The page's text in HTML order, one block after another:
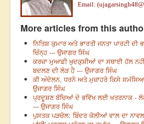
Email: (
More articles from this
ਨਿਤਿਸ਼ ਕੁਮਾਰ ਅਤੇ ਭਾਰਤੀ ਜਨਤਾ ਪਾਰਟੀ
ਚਿੰਨ੍ਹ --- ਉਜਾਗਰ ਸਿੰਘ
ਕਰਜ਼ਾ ਮੁਆਫ਼ੀ ਖ਼ੁਦਕੁਸ਼ੀਆਂ ਦਾ ਸਥਾਈ ਹੱਲ
ਬਦਲਣ ਦੀ ਲੋੜ ਹੈ --- ਉਜਾਗਰ ਸਿੰਘ
ਕੀ ਅੰਦੋਲਨ, ਧਰਨੇ ਅਤੇ ਮੁਜ਼ਾਹਰੇ ਕਿਸੇ
ਉਜਾਗਰ ਸਿੰਘ
ਪ੍ਰਦੂਸ਼ਣ ਬੱਚਿਆਂ ਦੇ ਭਵਿੱਖ ਲਈ ਖ਼ਤਰਨਾਕ -
--- ਉਜਾਗਰ ਸਿੰਘ
ਪੁਸਤਕ ਪੜਚੋਲ: ਬਿੰਦਰ ਕੋਲੀਆਂ ਵਾਲ ਦਾ ਨਾਵਲ